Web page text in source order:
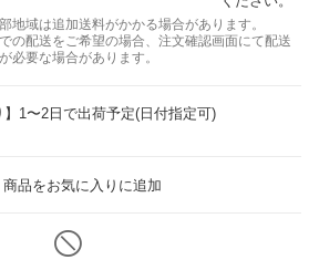
地域は追加送料がかかる場合があります。
の配送をご希望の場合、注文確認画面にて配送
必要な場合があります。
】1〜2日で出荷予定(日付指定可)
商品をお気に入りに追加